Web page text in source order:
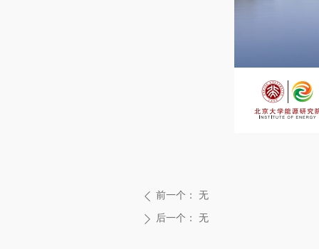
ꄴ 前一个： 无
ꄲ 后一个： 无